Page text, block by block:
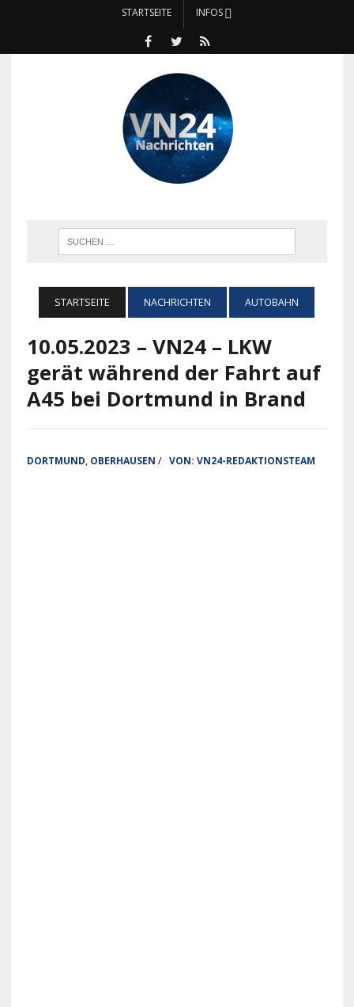
STARTSEITE INFOS
STARTSEITE NACHRICHTEN AUTOBAHN
10.05.2023 – VN24 – LKW
gerät während der Fahrt auf
A45 bei Dortmund in Brand
DORTMUND, OBERHAUSEN / VON: VN24-REDAKTIONSTEAM